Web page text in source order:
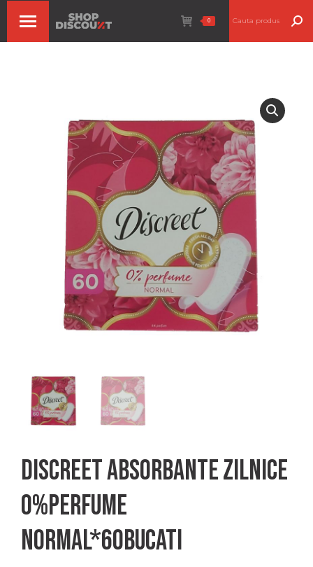
0
Discreet Absorbante Zilnice
0%Perfume
Normal*60bucati